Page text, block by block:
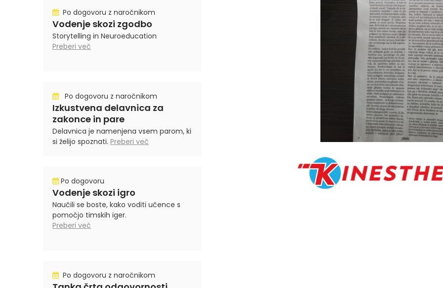
Po dogovoru z naročnikom
Vodenje skozi zgodbo
Storytelling in Neuroeducation
Preberi več
Po dogovoru z naročnikom
Izkustvena delavnica za
zakonce in pare
Delavnica je namenjena vsem parom, ki
si želijo spoznati. Preberi več
Po dogovoru
Vodenje skozi igro
Naučili se boste, kako voditi učence s
pomočjo timskih iger.
Preberi več
Po dogovoru z naročnikom